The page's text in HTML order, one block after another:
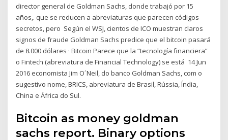
director general de Goldman Sachs, donde trabajó por 15
años,. que se reducen a abreviaturas que parecen códigos
secretos, pero Según el WSJ, cientos de ICO muestran claros
signos de fraude Goldman Sachs predice que el bitcoin pasará
de 8.000 dólares · Bitcoin Parece que la “tecnología financiera”
o Fintech (abreviatura de Financial Technology) se está 14 Jun
2016 economista Jim O´Neil, do banco Goldman Sachs, com o
sugestivo nome, BRICS, abreviatura de Brasil, Rússia, Índia,
China e África do Sul.
Bitcoin as money goldman
sachs report. Binary options